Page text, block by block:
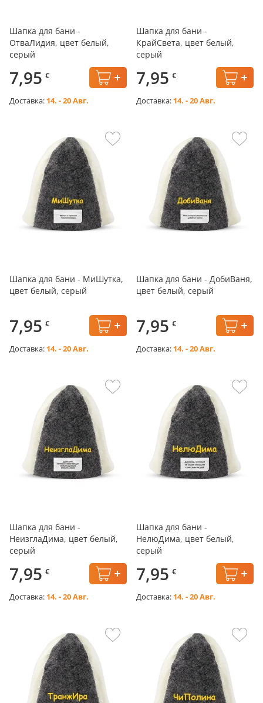
Шапка для бани -
ОтваЛидия, цвет белый,
серый
7,95 €
Доставка: 14. - 20 Авг.
Шапка для бани -
КрайСвета, цвет белый,
серый
7,95 €
Доставка: 14. - 20 Авг.
Шапка для бани - МиШутка,
цвет белый, серый
7,95 €
Доставка: 14. - 20 Авг.
Шапка для бани - ДобиВаня,
цвет белый, серый
7,95 €
Доставка: 14. - 20 Авг.
Шапка для бани -
НеизглаДима, цвет белый,
серый
7,95 €
Доставка: 14. - 20 Авг.
Шапка для бани -
НелюДима, цвет белый,
серый
7,95 €
Доставка: 14. - 20 Авг.